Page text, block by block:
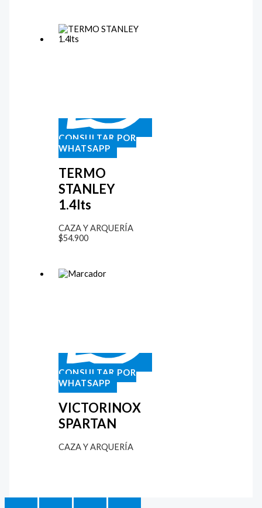
CONSULTAR POR
WHATSAPP
TERMO
STANLEY
1.4lts
CAZA Y ARQUERÍA
$54.900
CONSULTAR POR
WHATSAPP
VICTORINOX
SPARTAN
CAZA Y ARQUERÍA